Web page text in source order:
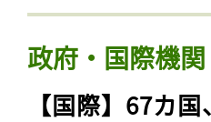
政府・国際機
【国際】67カ